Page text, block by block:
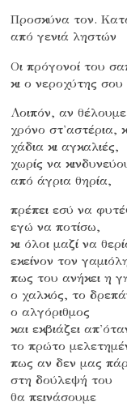
Προσκύνα τον.
από γενιά ληστών
Οι πρόγονοί του
κι ο νεροχύτης σου
Λοιπόν, αν
χρόνο στ'αστέρια,
χάδια κι αγκαλιές,
χωρίς να
από άγρια θηρία,
πρέπει εσύ να
εγώ να ποτίσω,
κι όλοι μαζί να
εκείνον τον
πως του ανήκει η
ο χαλκός, το
ο αλγόριθμος
και εκβιάζει
το πρώτο
πως αν δεν μας
στη δούλεψή του
θα πεινάσουμε